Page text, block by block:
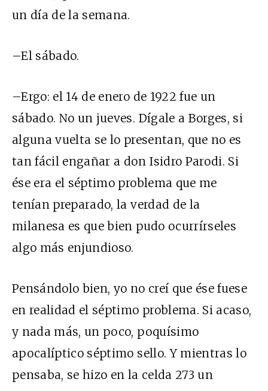
un día de la semana.
–El sábado.
–Ergo: el 14 de enero de 1922 fue un
sábado. No un jueves. Dígale a Borges, si
alguna vuelta se lo presentan, que no es
tan fácil engañar a don Isidro Parodi. Si
ése era el séptimo problema que me
tenían preparado, la verdad de la
milanesa es que bien pudo ocurrírseles
algo más enjundioso.
Pensándolo bien, yo no creí que ése fuese
en realidad el séptimo problema. Si acaso,
y nada más, un poco, poquísimo
apocalíptico séptimo sello. Y mientras lo
pensaba, se hizo en la celda 273 un